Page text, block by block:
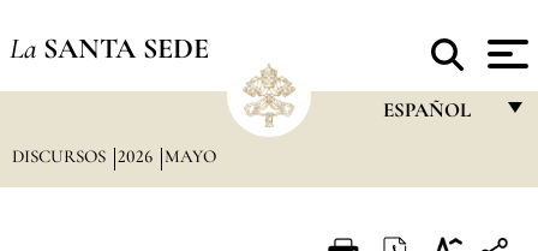
La SANTA SEDE
ESPAÑOL
DISCURSOS 2026 MAYO